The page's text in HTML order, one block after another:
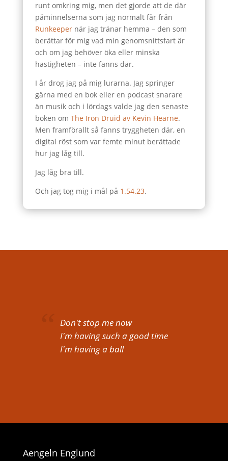
runt omkring mig, men det gjorde att de där
påminnelserna som jag normalt får från
Runkeepernär jag tränar hemma – den som
berättar för mig vad min genomsnittsfart är
och om jag behöver öka eller minska
hastigheten – inte fanns där.
I år drog jag på mig lurarna. Jag springer
gärna med en bok eller en podcast snarare
än musik och i lördags valde jag den senaste
boken om The Iron Druid av Kevin Hearne.
Men framförallt så fanns tryggheten där, en
digital röst som var femte minut berättade
hur jag låg till.
Jag låg bra till.
Och jag tog mig i mål på 1.54.23.
Don't stop me now
I'm having such a good time
I'm having a ball
Aengeln Englund